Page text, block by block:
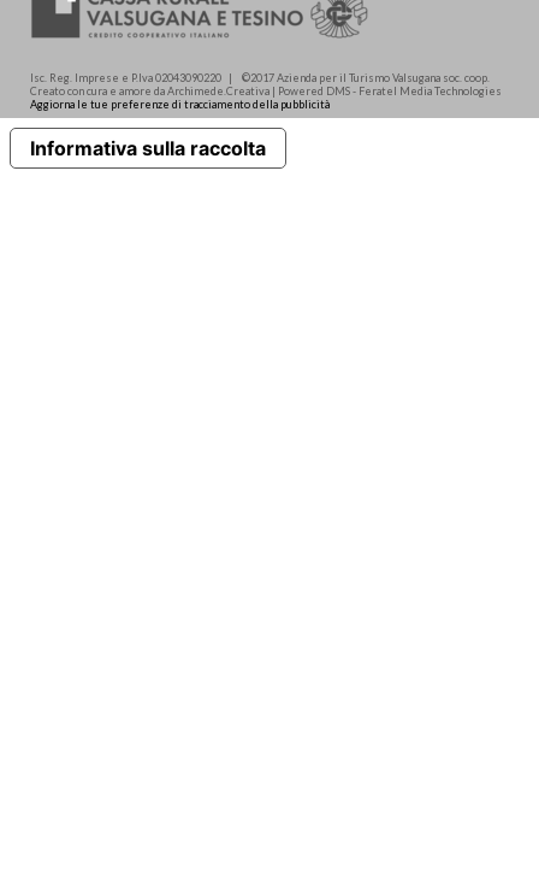
Isc. Reg. Imprese e P.Iva 02043090220 | ©2017 Azienda per il Turismo Valsugana soc. coop.
Creato con cura e amore da Archimede.Creativa | Powered DMS - Feratel Media Technologies
Aggiorna le tue preferenze di tracciamento della pubblicità
Informativa sulla raccolta